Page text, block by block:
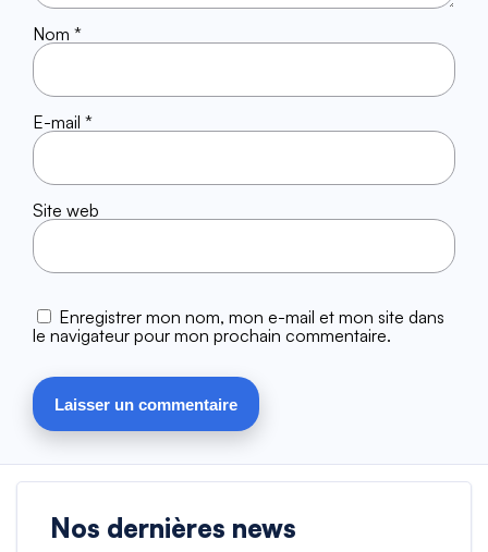
Nom *
E-mail *
Site web
Enregistrer mon nom, mon e-mail et mon site dans
le navigateur pour mon prochain commentaire.
Nos dernières news